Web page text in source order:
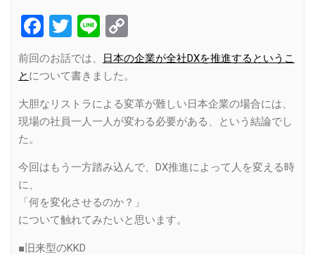
Facebook
Twitter
Line
Link
前回のお話では、
日本の企業が全社DXを推進するというこ
と について書きました。
大胆なリストラによる変革が難しい日本企業の場合には、
現場の社員一人一人が変わる必要がある、という結論でし
た。
今回はもう一方踏み込んで、DX推進によって人を変える時
に、
「何を変化させるのか？」
について触れてみたいと思います。
■旧来型のKKD